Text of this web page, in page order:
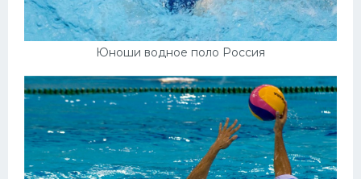
Юноши водное поло Россия